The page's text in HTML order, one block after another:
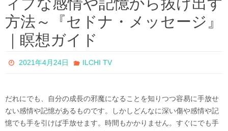
方法～『セドナ・メッセージ』
｜瞑想ガイド
2021年4月24日 ILCHI TV
だれにでも、自分の成長の邪魔になることを知りつつ容易に手放せ
ない感情や記憶があるものです。しかしどんなに深い傷や感情や記
憶でも手を引けば手放せます。時間もかかりません。すぐにでも手